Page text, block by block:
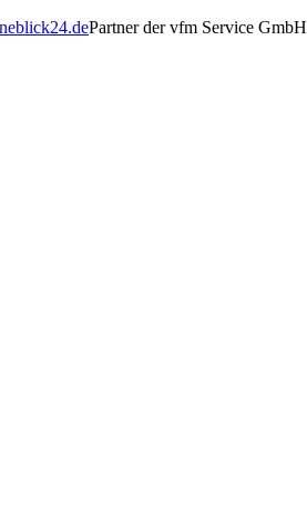
Partner der vfm Service GmbH